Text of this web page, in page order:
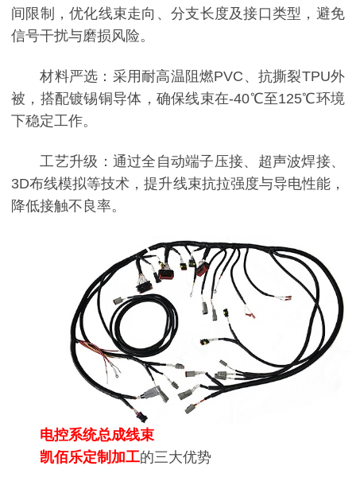
间限制，优化线束走向、分支长度及接口类型，避免
信号干扰与磨损风险。
材料严选：采用耐高温阻燃PVC、抗撕裂TPU外
被，搭配镀锡铜导体，确保线束在-40℃至125℃环境
下稳定工作。
工艺升级：通过全自动端子压接、超声波焊接、
3D布线模拟等技术，提升线束抗拉强度与导电性能，
降低接触不良率。
电控系统总成线束
凯佰乐定制加工的三大优势